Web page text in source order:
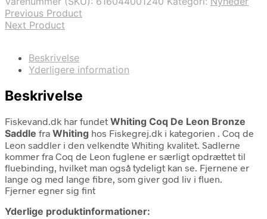
Previous Product
Next Product
Beskrivelse
Yderligere information
Beskrivelse
Fiskevand.dk har fundet Whiting Coq De Leon Bronze
Saddle fra Whiting hos Fiskegrej.dk i kategorien . Coq de
Leon saddler i den velkendte Whiting kvalitet. Sadlerne
kommer fra Coq de Leon fuglene er særligt opdrættet til
fluebinding, hvilket man også tydeligt kan se. Fjernene er
lange og med lange fibre, som giver god liv i fluen.
Fjerner egner sig fint
Yderlige produktinformationer: